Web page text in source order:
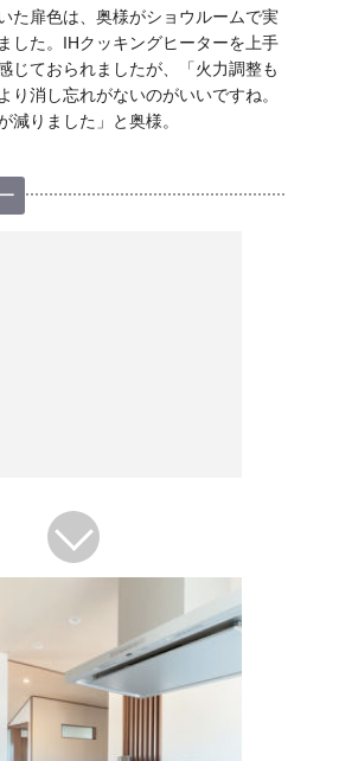
た扉色は、奥様がショウルームで実
した。IHクッキングヒーターを上手
じておられましたが、「火力調整も
り消し忘れがないのがいいですね。
減りました」と奥様。